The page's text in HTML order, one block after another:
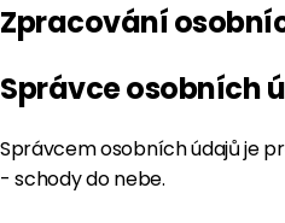
Zpracování
Správce osobních
Správcem osobních údajů je
- schody do nebe.